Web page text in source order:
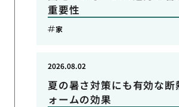
重要性
家
夏の暑さ対策にも有効な断
ォームの効果
2026.08.02